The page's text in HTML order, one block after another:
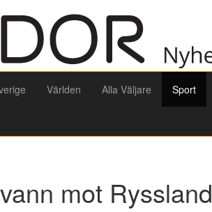
Världen Alla Väljare Sport
mot Ryssland